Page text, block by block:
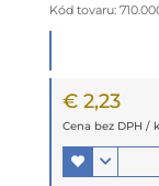
Kód tovaru:
€ 2,23
Cena bez DPH /